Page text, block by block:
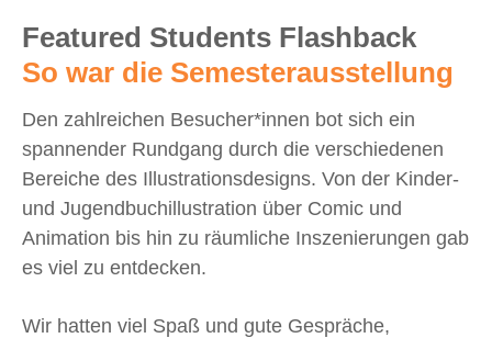
Featured Students Flashback
So war die Semesterausstellung
Den zahlreichen Besucher*innen bot sich ein
spannender Rundgang durch die verschiedenen
Bereiche des Illustrationsdesigns. Von der Kinder-
und Jugendbuchillustration über Comic und
Animation bis hin zu räumliche Inszenierungen gab
es viel zu entdecken.
Wir hatten viel Spaß und gute Gespräche,